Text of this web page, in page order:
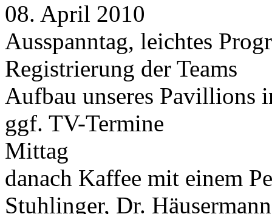
08. April 2010
Ausspanntag, leichtes
Registrierung der Teams
Aufbau unseres Pavillions
ggf. TV-Termine
Mittag
danach Kaffee mit einem
Stuhlinger, Dr.